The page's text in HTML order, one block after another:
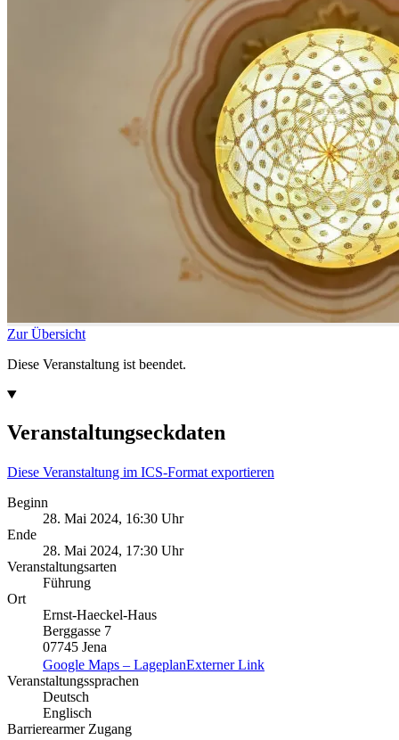
Zur Übersicht
Diese Veranstaltung ist beendet.
Veranstaltungseckdaten
Diese Veranstaltung im ICS-Format exportieren
Beginn
28. Mai 2024, 16:30 Uhr
Ende
28. Mai 2024, 17:30 Uhr
Veranstaltungsarten
Führung
Ort
Ernst-Haeckel-Haus
Berggasse 7
07745 Jena
Google Maps – LageplanExterner Link
Veranstaltungssprachen
Deutsch
Englisch
Barrierearmer Zugang